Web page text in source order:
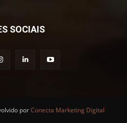
SOCIAIS
porConecta Marketing Digital